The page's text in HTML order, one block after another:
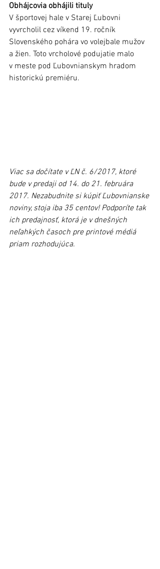
Obhájcovia obhájili tituly
V športovej hale v Starej Ľubovni
vyvrcholil cez víkend 19. ročník
Slovenského pohára vo volejbale mužov
a žien. Toto vrcholové podujatie malo
v meste pod Ľubovnianskym hradom
historickú premiéru.
Viac sa dočítate v ĽN č. 6/2017, ktoré
bude v predaji od 14. do 21. februára
2017. Nezabudnite si kúpiť Ľubovnianske
noviny, stoja iba 35 centov! Podporíte tak
ich predajnosť, ktorá je v dnešných
neľahkých časoch pre printové médiá
priam rozhodujúca.